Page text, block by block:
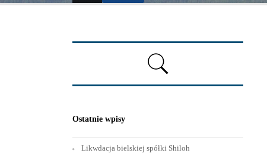
Ostatnie wpisy
Likwdacja bielskiej spółki Shiloh